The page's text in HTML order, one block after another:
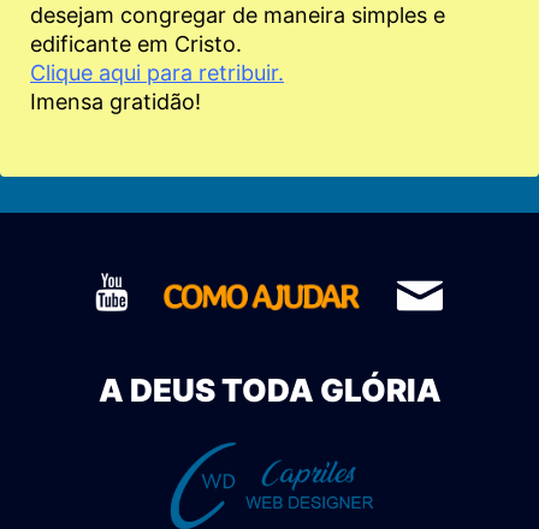
desejam congregar de maneira simples e
edificante em Cristo.
Clique aqui para retribuir.
Imensa gratidão!
A DEUS TODA GLÓRIA